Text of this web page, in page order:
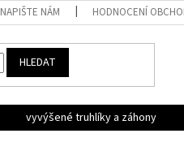
NAPIŠTE NÁM HODNOCENÍ
HLEDAT
vyvýšené truhlíky a záhony